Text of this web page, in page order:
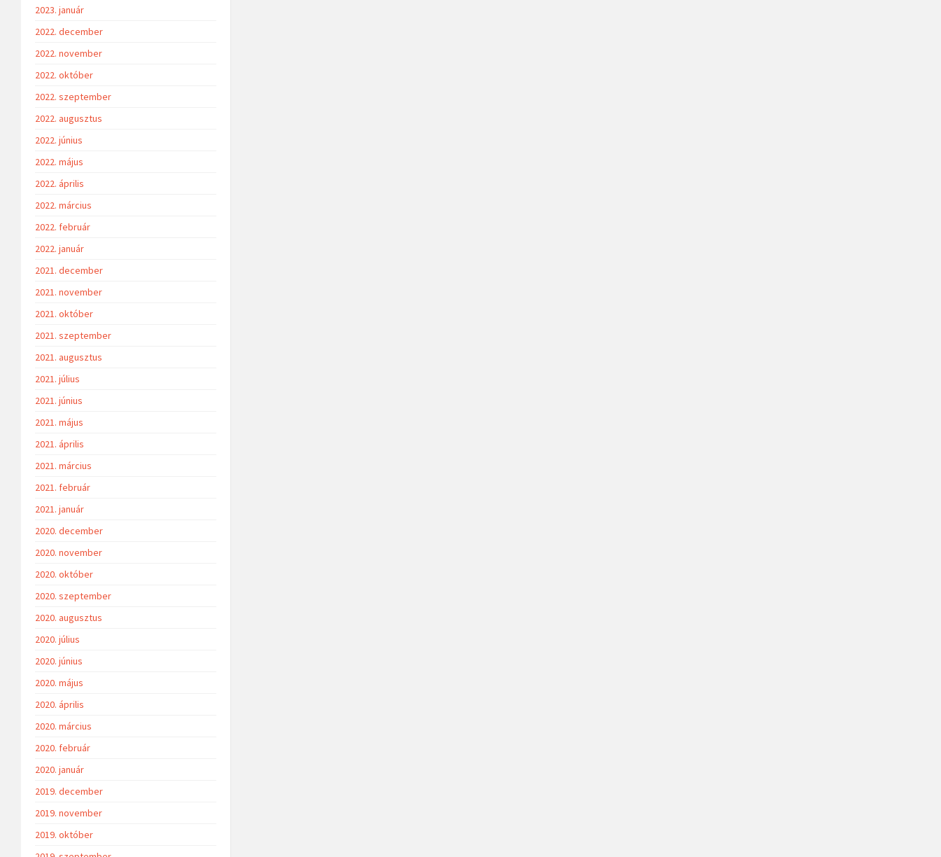
2023. január
2022. december
2022. november
2022. október
2022. szeptember
2022. augusztus
2022. június
2022. május
2022. április
2022. március
2022. február
2022. január
2021. december
2021. november
2021. október
2021. szeptember
2021. augusztus
2021. július
2021. június
2021. május
2021. április
2021. március
2021. február
2021. január
2020. december
2020. november
2020. október
2020. szeptember
2020. augusztus
2020. július
2020. június
2020. május
2020. április
2020. március
2020. február
2020. január
2019. december
2019. november
2019. október